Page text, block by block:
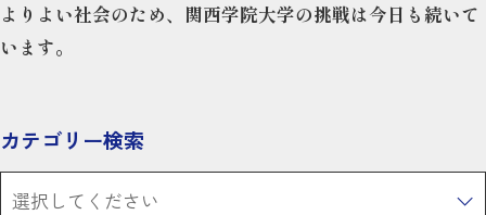
よりよい社会のため、関西学院大学の挑戦は今日も続いて
います。
カテゴリー検索
選択してください